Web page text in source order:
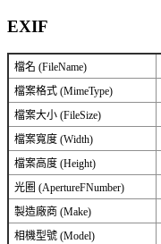
EXIF
檔名 (FileName)
檔案格式 (MimeType)
檔案大小 (FileSize)
檔案寬度 (Width)
檔案高度 (Height)
光圈 (ApertureFNumber)
製造廠商 (Make)
相機型號 (Model)